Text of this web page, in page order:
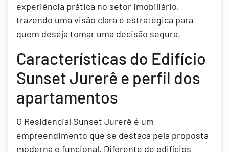
experiência prática no setor imobiliário,
trazendo uma visão clara e estratégica para
quem deseja tomar uma decisão segura.
Características do Edifício
Sunset Jurerê e perfil dos
apartamentos
O Residencial Sunset Jurerê é um
empreendimento que se destaca pela proposta
moderna e funcional. Diferente de edifícios